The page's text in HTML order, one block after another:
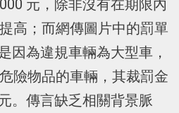
元，除非沒有在期限內
高；而網傳圖片中的罰單
因為違規車輛為大型車，
險物品的車輛，其裁罰金
。傳言缺乏相關背景脈